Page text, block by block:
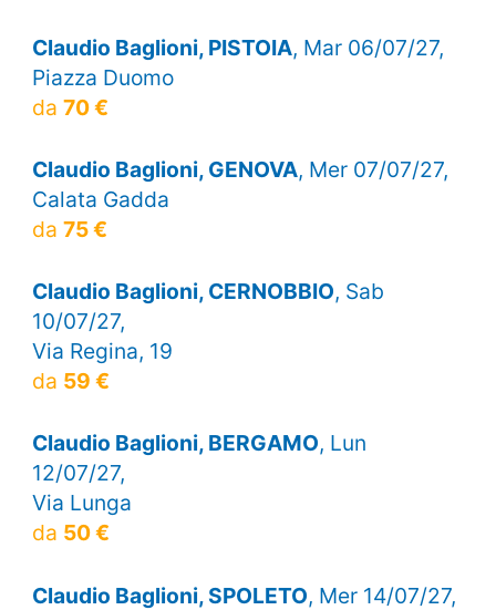
Claudio Baglioni, PISTOIA, Mar 06/07/27,
Piazza Duomo
da 70 €
Claudio Baglioni, GENOVA, Mer 07/07/27,
Calata Gadda
da 75 €
Claudio Baglioni, CERNOBBIO, Sab
10/07/27,
Via Regina, 19
da 59 €
Claudio Baglioni, BERGAMO, Lun
12/07/27,
Via Lunga
da 50 €
Claudio Baglioni, SPOLETO, Mer 14/07/27,